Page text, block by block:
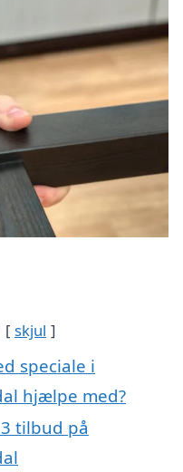
skjul
speciale i
hjælpe med?
tilbud på